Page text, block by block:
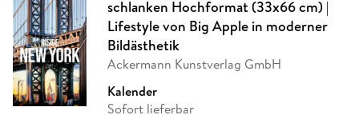
schlanken Hochformat (33x66 cm) |
Lifestyle von Big Apple in moderner
Bildästhetik
Ackermann Kunstverlag GmbH
Kalender
Sofort lieferbar